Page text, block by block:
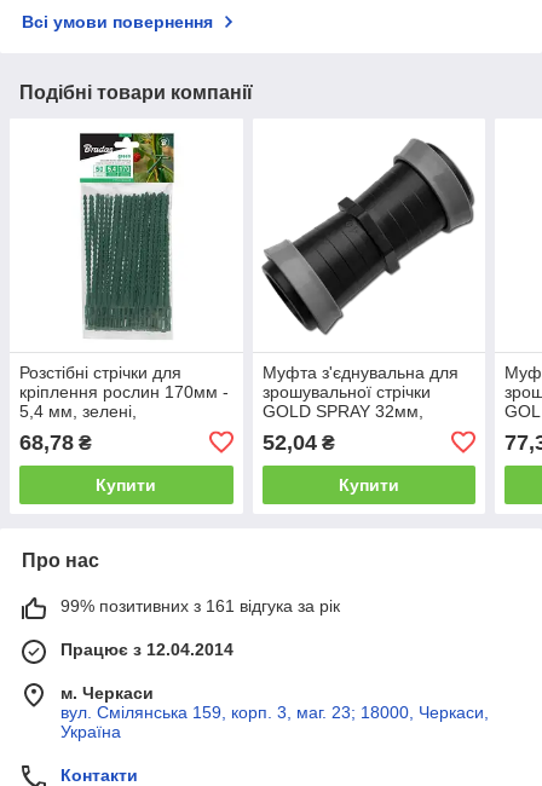
Всі умови повернення
Подібні товари компанії
Розстібні стрічки для
кріплення рослин 170мм -
5,4 мм, зелені,
68,78 ₴
Купити
Муфта з'єднувальна для
зрошувальної стрічки
GOLD SPRAY 32мм,
52,04₴
Купити
Про нас
99% позитивних з 161 відгука за рік
Працює з 12.04.2014
м. Черкаси
вул. Смілянська 159, корп. 3, маг. 23; 18000, Черкаси,
Україна
Контакти